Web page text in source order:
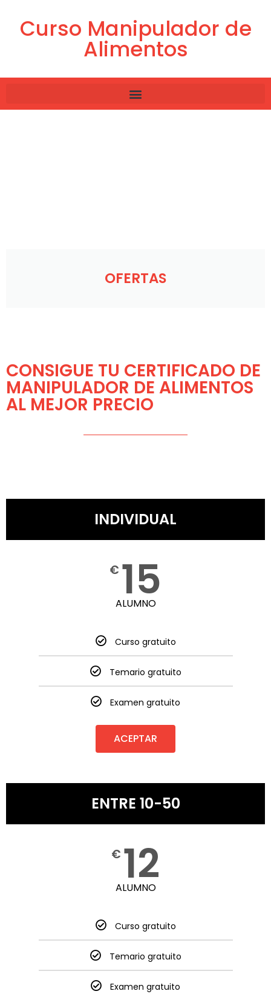
Curso Manipulador de
Alimentos
OFERTAS
CONSIGUE TU CERTIFICADO DE
MANIPULADOR DE ALIMENTOS
AL MEJOR PRECIO
INDIVIDUAL
€ 15
ALUMNO
Curso gratuito
Temario gratuito
Examen gratuito
ACEPTAR
ENTRE 10-50
€ 12
ALUMNO
Curso gratuito
Temario gratuito
Examen gratuito